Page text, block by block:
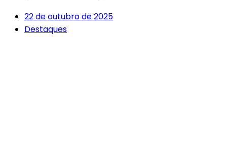
22 de outubro de 2025
Destaques